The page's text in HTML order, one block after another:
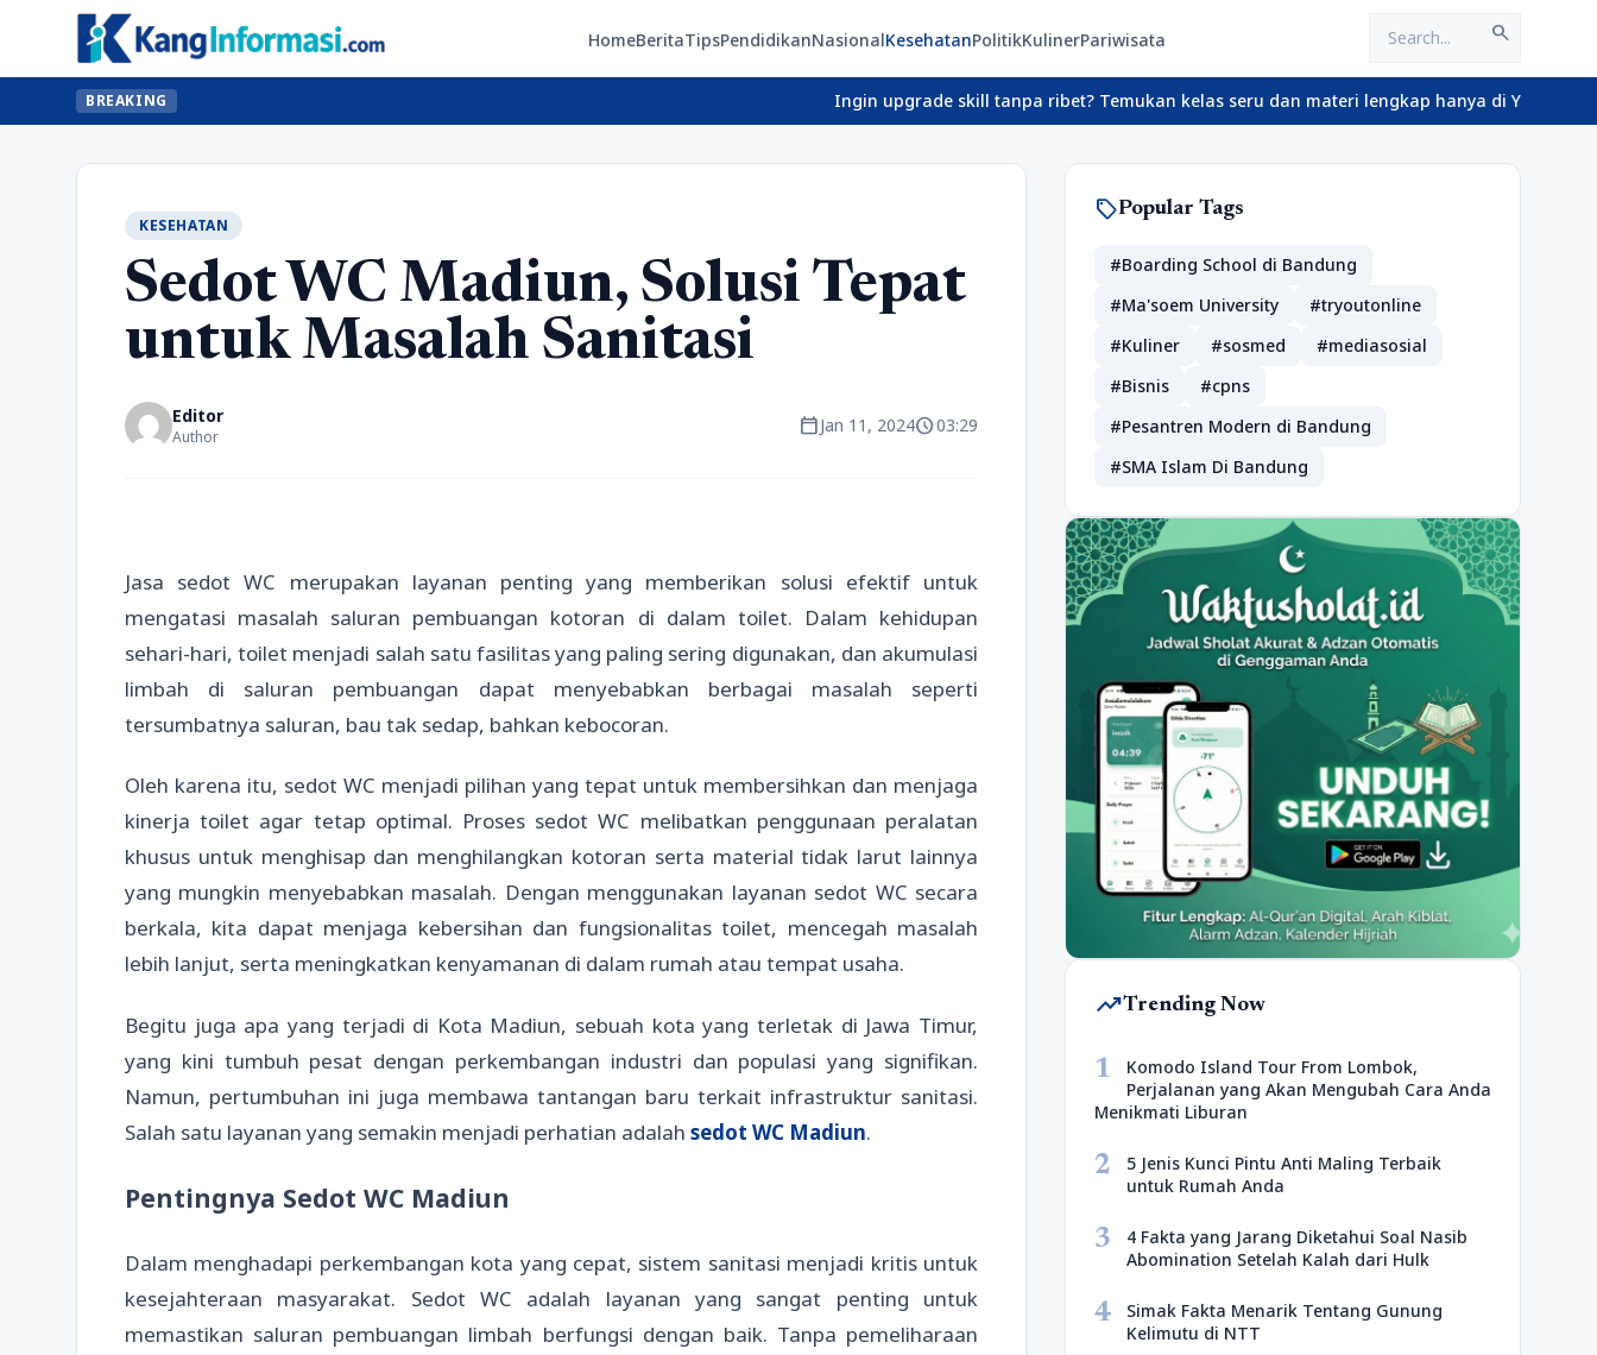
HomeBeritaTipsPendidikanNasionalKesehatanPolitikKulinerPariwisata search
BREAKING Ingin upgrade skill tanpa ribet? Temukan kelas seru dan materi lengkap hanya di YukBelajar.com.
KESEHATAN
Sedot WC Madiun, Solusi Tepat
untuk Masalah Sanitasi
Editor
Author calendar_todayJan 11, 2024schedule03:29
Jasa sedot WC merupakan layanan penting yang memberikan solusi efektif untuk
mengatasi masalah saluran pembuangan kotoran di dalam toilet. Dalam kehidupan
sehari-hari, toilet menjadi salah satu fasilitas yang paling sering digunakan, dan akumulasi
limbah di saluran pembuangan dapat menyebabkan berbagai masalah seperti
tersumbatnya saluran, bau tak sedap, bahkan kebocoran.
Oleh karena itu, sedot WC menjadi pilihan yang tepat untuk membersihkan dan menjaga
kinerja toilet agar tetap optimal. Proses sedot WC melibatkan penggunaan peralatan
khusus untuk menghisap dan menghilangkan kotoran serta material tidak larut lainnya
yang mungkin menyebabkan masalah. Dengan menggunakan layanan sedot WC secara
berkala, kita dapat menjaga kebersihan dan fungsionalitas toilet, mencegah masalah
lebih lanjut, serta meningkatkan kenyamanan di dalam rumah atau tempat usaha.
Begitu juga apa yang terjadi di Kota Madiun, sebuah kota yang terletak di Jawa Timur,
yang kini tumbuh pesat dengan perkembangan industri dan populasi yang signifikan.
Namun, pertumbuhan ini juga membawa tantangan baru terkait infrastruktur sanitasi.
Salah satu layanan yang semakin menjadi perhatian adalah sedot WC Madiun.
Pentingnya Sedot WC Madiun
Dalam menghadapi perkembangan kota yang cepat, sistem sanitasi menjadi kritis untuk
kesejahteraan masyarakat. Sedot WC adalah layanan yang sangat penting untuk
memastikan saluran pembuangan limbah berfungsi dengan baik. Tanpa pemeliharaan
sellPopular Tags
#Boarding School di Bandung
#Ma'soem University
#tryoutonline
#Kuliner
#sosmed
#mediasosial
#Bisnis
#cpns
#Pesantren Modern di Bandung
#SMA Islam Di Bandung
trending_upTrending Now
1
Komodo Island Tour From Lombok,
Perjalanan yang Akan Mengubah Cara Anda
Menikmati Liburan
2
5 Jenis Kunci Pintu Anti Maling Terbaik
untuk Rumah Anda
3
4 Fakta yang Jarang Diketahui Soal Nasib
Abomination Setelah Kalah dari Hulk
4
Simak Fakta Menarik Tentang Gunung
Kelimutu di NTT